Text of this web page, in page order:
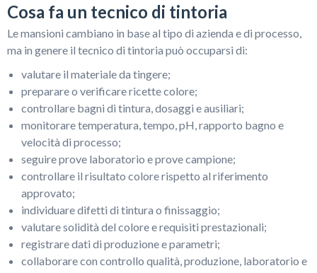
Cosa fa un tecnico di tintoria
Le mansioni cambiano in base al tipo di azienda e di processo,
ma in genere il tecnico di tintoria può occuparsi di:
valutare il materiale da tingere;
preparare o verificare ricette colore;
controllare bagni di tintura, dosaggi e ausiliari;
monitorare temperatura, tempo, pH, rapporto bagno e
velocità di processo;
seguire prove laboratorio e prove campione;
controllare il risultato colore rispetto al riferimento
approvato;
individuare difetti di tintura o finissaggio;
valutare solidità del colore e requisiti prestazionali;
registrare dati di produzione e parametri;
collaborare con controllo qualità, produzione, laboratorio e